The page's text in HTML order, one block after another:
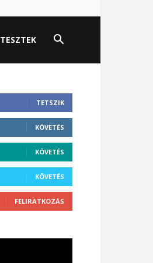
TESZTEK
TETSZIK
KÖVETÉS
KÖVETÉS
KÖVETÉS
FELIRATKOZÁS